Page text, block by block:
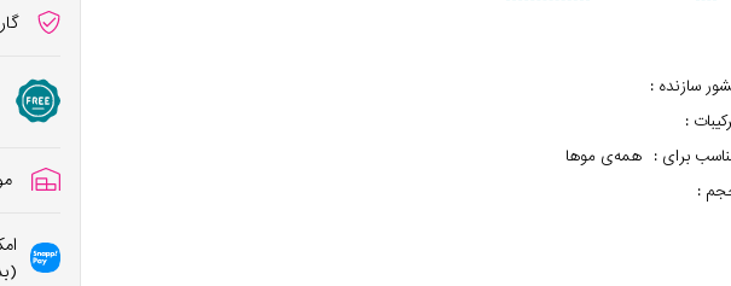
سازنده :
:
برای : همه‌ی موها
: